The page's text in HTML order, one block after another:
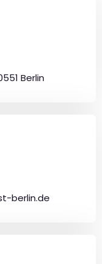
Berlin
berlin.de